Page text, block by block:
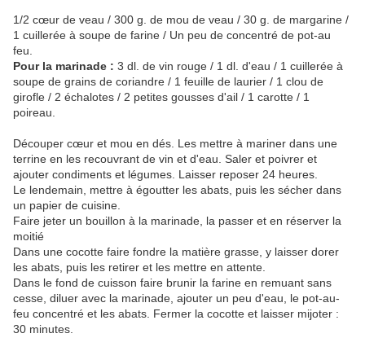
1/2 cœur de veau / 300 g. de mou de veau / 30 g. de margarine /
1 cuillerée à soupe de farine / Un peu de concentré de pot-au
feu.
Pour la marinade : 3 dl. de vin rouge / 1 dl. d'eau / 1 cuillerée à
soupe de grains de coriandre / 1 feuille de laurier / 1 clou de
girofle / 2 échalotes / 2 petites gousses d'ail / 1 carotte / 1
poireau.
Découper cœur et mou en dés. Les mettre à mariner dans une
terrine en les recouvrant de vin et d'eau. Saler et poivrer et
ajouter condiments et légumes. Laisser reposer 24 heures.
Le lendemain, mettre à égoutter les abats, puis les sécher dans
un papier de cuisine.
Faire jeter un bouillon à la marinade, la passer et en réserver la
moitié
Dans une cocotte faire fondre la matière grasse, y laisser dorer
les abats, puis les retirer et les mettre en attente.
Dans le fond de cuisson faire brunir la farine en remuant sans
cesse, diluer avec la marinade, ajouter un peu d'eau, le pot-au-
feu concentré et les abats. Fermer la cocotte et laisser mijoter :
30 minutes.